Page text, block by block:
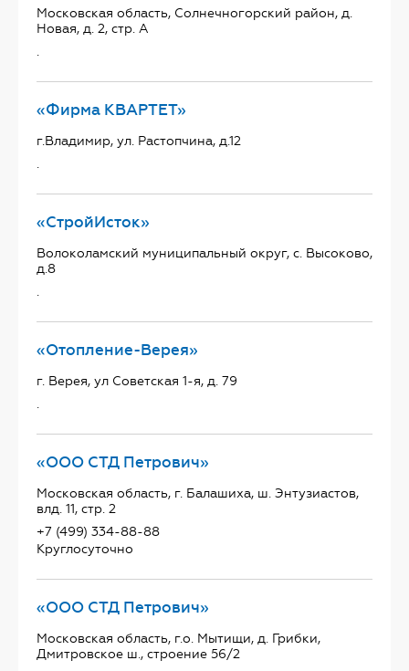
Московская область, Солнечногорский район, д.
Новая, д. 2, стр. А
.
«Фирма КВАРТЕТ»
г.Владимир, ул. Растопчина, д.12
.
«СтройИсток»
Волоколамский муниципальный округ, с. Высоково,
д.8
.
«Отопление-Верея»
г. Верея, ул Советская 1-я, д. 79
.
«ООО СТД Петрович»
Московская область, г. Балашиха, ш. Энтузиастов,
влд. 11, стр. 2
+7 (499) 334-88-88
Круглосуточно
«ООО СТД Петрович»
Московская область, г.о. Мытищи, д. Грибки,
Дмитровское ш., строение 56/2